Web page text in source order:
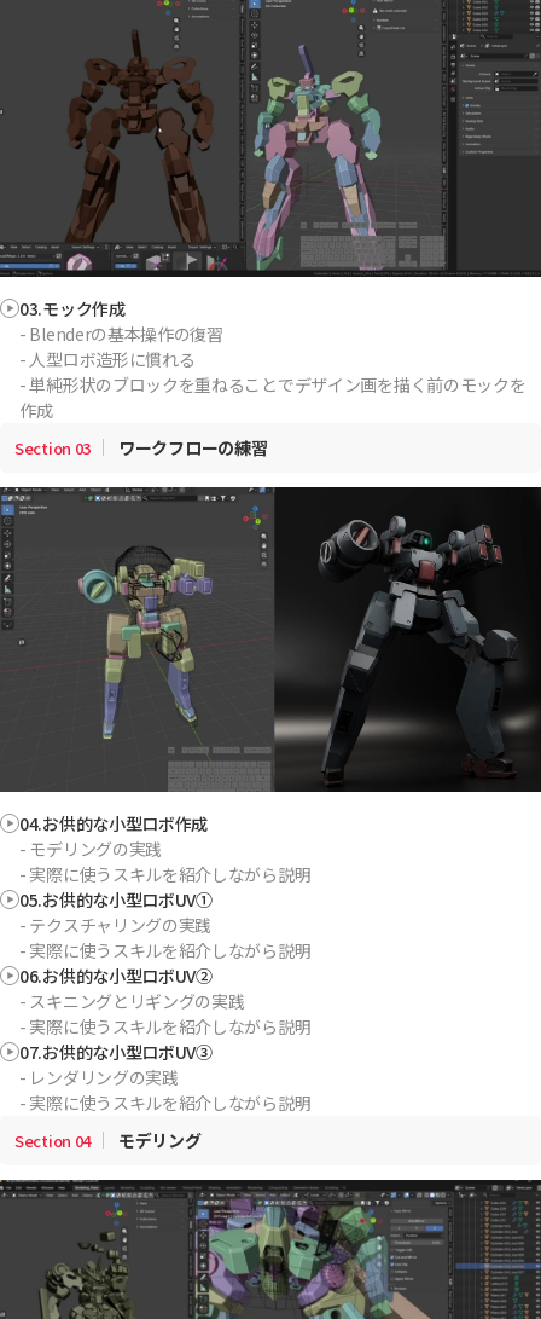
03.モック作成
- Blenderの基本操作の復習
- 人型ロボ造形に慣れる
- 単純形状のブロックを重ねることでデザイン画を描く前のモックを
作成
Section 03 ワークフローの練習
04.お供的な小型ロボ作成
- モデリングの実践
- 実際に使うスキルを紹介しながら説明
05.お供的な小型ロボUV①
- テクスチャリングの実践
- 実際に使うスキルを紹介しながら説明
06.お供的な小型ロボUV②
- スキニングとリギングの実践
- 実際に使うスキルを紹介しながら説明
07.お供的な小型ロボUV③
- レンダリングの実践
- 実際に使うスキルを紹介しながら説明
Section 04 モデリング